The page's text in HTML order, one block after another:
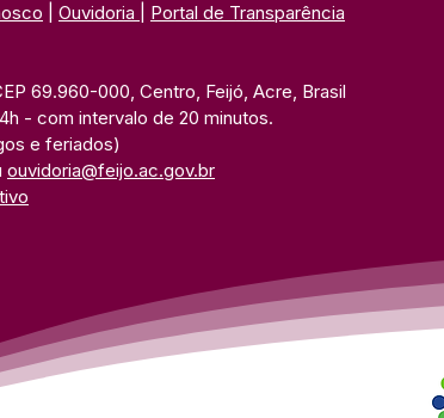
Ouvidoria Portal de Transparência
69.960-000, Centro, Feijó, Acre, Brasil
- com intervalo de 20 minutos.
e feriados)
ouvidoria@feijo.ac.gov.br